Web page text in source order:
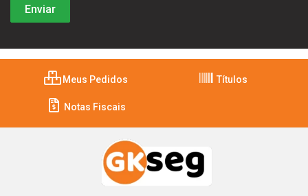
Meus Pedidos Títulos
Notas Fiscais